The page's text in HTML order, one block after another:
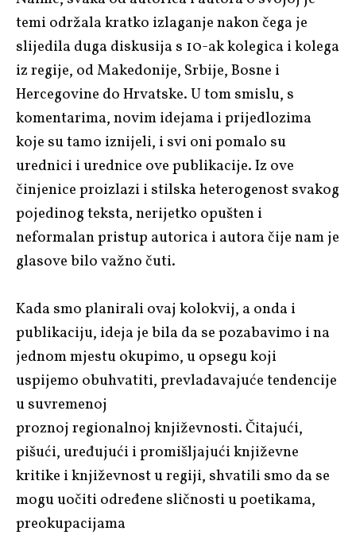
temi održala kratko izlaganje nakon čega je
slijedila duga diskusija s 10-ak kolegica i kolega
iz regije, od Makedonije, Srbije, Bosne i
Hercegovine do Hrvatske. U tom smislu, s
komentarima, novim idejama i prijedlozima
koje su tamo iznijeli, i svi oni pomalo su
urednici i urednice ove publikacije. Iz ove
činjenice proizlazi i stilska heterogenost svakog
pojedinog teksta, nerijetko opušten i
neformalan pristup autorica i autora čije nam je
glasove bilo važno čuti.
Kada smo planirali ovaj kolokvij, a onda i
publikaciju, ideja je bila da se pozabavimo i na
jednom mjestu okupimo, u opsegu koji
uspijemo obuhvatiti, prevladavajuće tendencije
u suvremenoj
proznoj regionalnoj književnosti. Čitajući,
pišući, uređujući i promišljajući književne
kritike i književnost u regiji, shvatili smo da se
mogu uočiti određene sličnosti u poetikama,
preokupacijama